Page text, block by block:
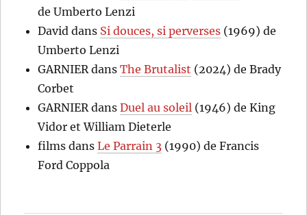
de Umberto Lenzi
David dans Si douces, si perverses (1969) de
Umberto Lenzi
GARNIER dansThe Brutalist (2024) de Brady
Corbet
GARNIER dansDuel au soleil (1946) de King
Vidor et William Dieterle
films dansLe Parrain 3 (1990) de Francis
Ford Coppola